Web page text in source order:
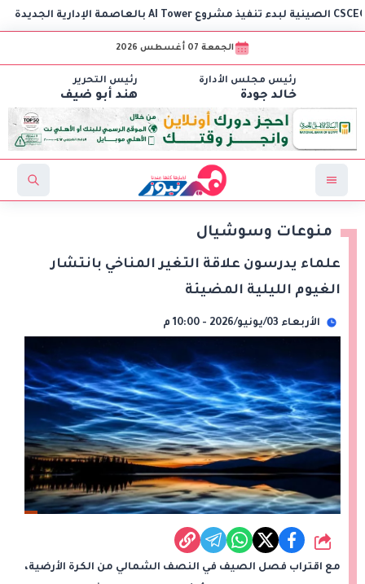
الجمعة 07 أغسطس 2026
رئيس مجلس الأدارة
خالد جودة
رئيس التحرير
هند أبو ضيف
منوعات وسوشيال
علماء يدرسون علاقة التغير المناخي بانتشار
الغيوم الليلية المضيئة
الأربعاء 03/يونيو/2026 - 10:00 م
شارك
مع اقتراب فصل الصيف في النصف الشمالي من الكرة الأرضية،